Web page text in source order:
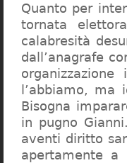
Quanto per
tornata
calabresità
dall’anagrafe
l’abbiamo, ma
Bisogna
in pugno
aventi diritto
apertamente